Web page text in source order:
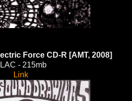
Force CD-R [AMT, 2008]
- 215mb
Link